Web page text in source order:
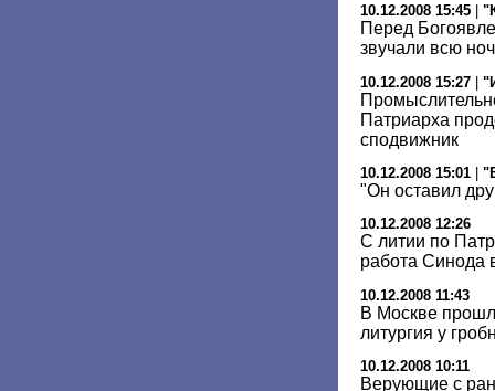
10.12.2008 15:45
Перед
звучали всю
10.12.2008 15:27 |
Патриарха
сподвижник
10.12.2008 15:01
"Он оставил
10.12.2008 12:26
С литии по
работа Синода
10.12.2008 11:43
В Москве
литургия у
10.12.2008 10:11
Верующие с